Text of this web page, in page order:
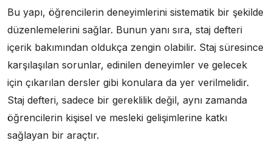
Bu yapı, öğrencilerin deneyimlerini sistematik bir şekilde
düzenlemelerini sağlar. Bunun yanı sıra, staj defteri
içerik bakımından oldukça zengin olabilir. Staj süresince
karşılaşılan sorunlar, edinilen deneyimler ve gelecek
için çıkarılan dersler gibi konulara da yer verilmelidir.
Staj defteri, sadece bir gereklilik değil, aynı zamanda
öğrencilerin kişisel ve mesleki gelişimlerine katkı
sağlayan bir araçtır.